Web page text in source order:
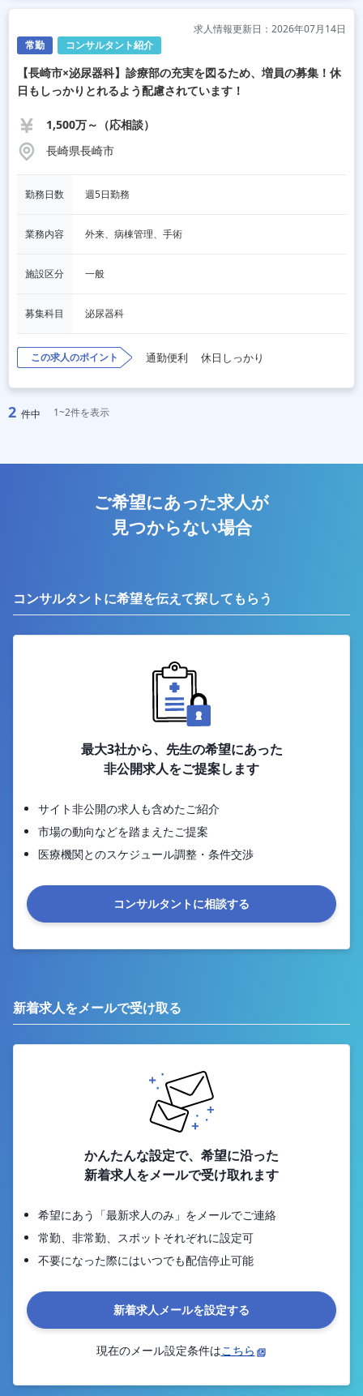
常勤 コンサルタント紹介
求人情報更新日：2026年07月14日
【長崎市×泌尿器科】診療部の充実を図るため、増員の募集！休
日もしっかりとれるよう配慮されています！
1,500万～（応相談）
長崎県長崎市
勤務日数 週5日勤務
業務内容 外来、病棟管理、手術
施設区分 一般
募集科目 泌尿器科
この求人のポイント 通勤便利 休日しっかり
2 件中 1~2件を表示
ご希望にあった求人が
見つからない場合
コンサルタントに希望を伝えて探してもらう
最大3社から、先生の希望にあった
非公開求人をご提案します
サイト非公開の求人も含めたご紹介
市場の動向などを踏まえたご提案
医療機関とのスケジュール調整・条件交渉
コンサルタントに相談する
新着求人をメールで受け取る
かんたんな設定で、希望に沿った
新着求人をメールで受け取れます
希望にあう「最新求人のみ」をメールでご連絡
常勤、非常勤、スポットそれぞれに設定可
不要になった際にはいつでも配信停止可能
新着求人メールを設定する
現在のメール設定条件はこちら